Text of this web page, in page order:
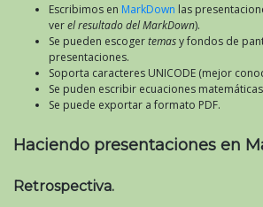
Escribimos en MarkDown las
verel resultado del MarkDown).
Se pueden escogertemasy fondos de
presentaciones.
Soporta caracteres UNICODE (mejor
Se puden escribir ecuaciones
Se puede exportar a formato PDF.
Haciendo presentaciones en
Retrospectiva.